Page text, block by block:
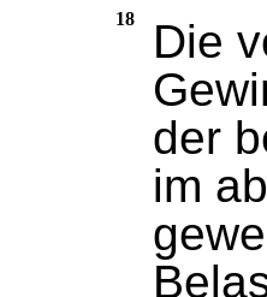
18
Die
der
im